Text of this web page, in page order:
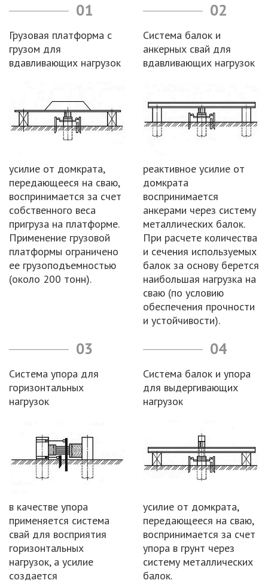
01
Грузовая платформа с
грузом для
вдавливающих нагрузок
усилие от домкрата,
передающееся на сваю,
воспринимается за счет
собственного веса
пригруза на платформе.
Применение грузовой
платформы ограничено
ее грузоподъемностью
(около 200 тонн).
02
Система балок и
анкерных свай для
вдавливающих нагрузок
реактивное усилие от
домкрата
воспринимается
анкерами через систему
металлических балок.
При расчете количества
и сечения используемых
балок за основу берется
наибольшая нагрузка на
сваю (по условию
обеспечения прочности
и устойчивости).
03
Система упора для
горизонтальных
нагрузок
в качестве упора
применяется система
свай для восприятия
горизонтальных
нагрузок, а усилие
создается
04
Система балок и упора
для выдергивающих
нагрузок
усилие от домкрата,
передающееся на сваю,
воспринимается за счет
упора в грунт через
систему металлических
балок.